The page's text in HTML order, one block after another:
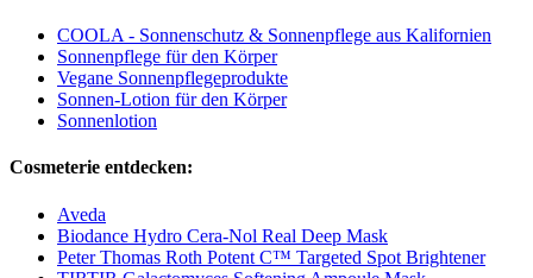
COOLA - Sonnenschutz & Sonnenpflege aus Kalifornien
Sonnenpflege für den Körper
Vegane Sonnenpflegeprodukte
Sonnen-Lotion für den Körper
Sonnenlotion
Cosmeterie entdecken:
Aveda
Biodance Hydro Cera-Nol Real Deep Mask
Peter Thomas Roth Potent C™ Targeted Spot Brightener